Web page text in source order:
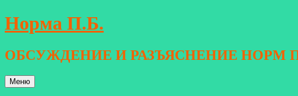
Перейти
к
Норма П.Б.
ОБСУЖДЕНИЕ И РАЗЪЯСНЕНИЕ НОРМ
Меню